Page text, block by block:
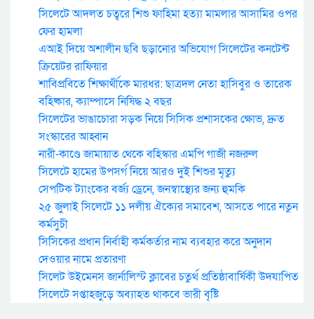
সিলেটে আদলত চত্বরে শিশু ফাহিমা হত্যা মামলার আসামির ওপর
ফের হামলা
এআই দিয়ে অশালীন ছবি ছড়ানোর অভিযোগ সিলেটের কনটেন্ট
ক্রিয়েটর রাফিয়ার
শাবিপ্রবিতে শিক্ষার্থীকে মারধর: ছাত্রদল নেতা হাসিবুর ও তারেক
বহিষ্কার, ক্যাম্পাসে নিষিদ্ধ ২ বছর
সিলেটের ভাঙাচোরা সড়ক নিয়ে সিসিক প্রশাসকের ক্ষোভ, দ্রুত
সংস্কারের আহ্বান
নারী-কাণ্ডে জামায়াত থেকে বহিস্কার এমপি গাজী নজরুল
সিলেটে হামের উপসর্গ নিয়ে আরও দুই শিশুর মৃত্যু
সেপটিক ট্যাংকের বর্জ্য ড্রেনে, জনস্বাস্থ্যের জন্য হুমকি
২৫ জুলাই সিলেটে ১১ দলীয় ঐক্যের সমাবেশ, আসতে পারে নতুন
কর্মসুচী
সিসিকের প্রধান নির্বাহী কর্মকর্তার নাম ব্যবহার করে অনুদান
দেওয়ার নামে প্রতারণা
সিলেট উইমেনস জার্নালিস্ট ক্লাবের চতুর্থ প্রতিষ্ঠাবার্ষিকী উদযাপিত
সিলেটে সপ্তাহজুড়ে অব্যাহত থাকবে ভারী বৃষ্টি